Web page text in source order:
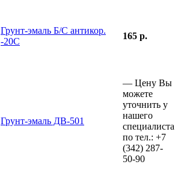
Грунт-эмаль Б/С антикор.
-20С
165 р.
Грунт-эмаль ДВ-501
— Цену Вы
можете
уточнить у
нашего
специалиста
по тел.: +7
(342) 287-
50-90